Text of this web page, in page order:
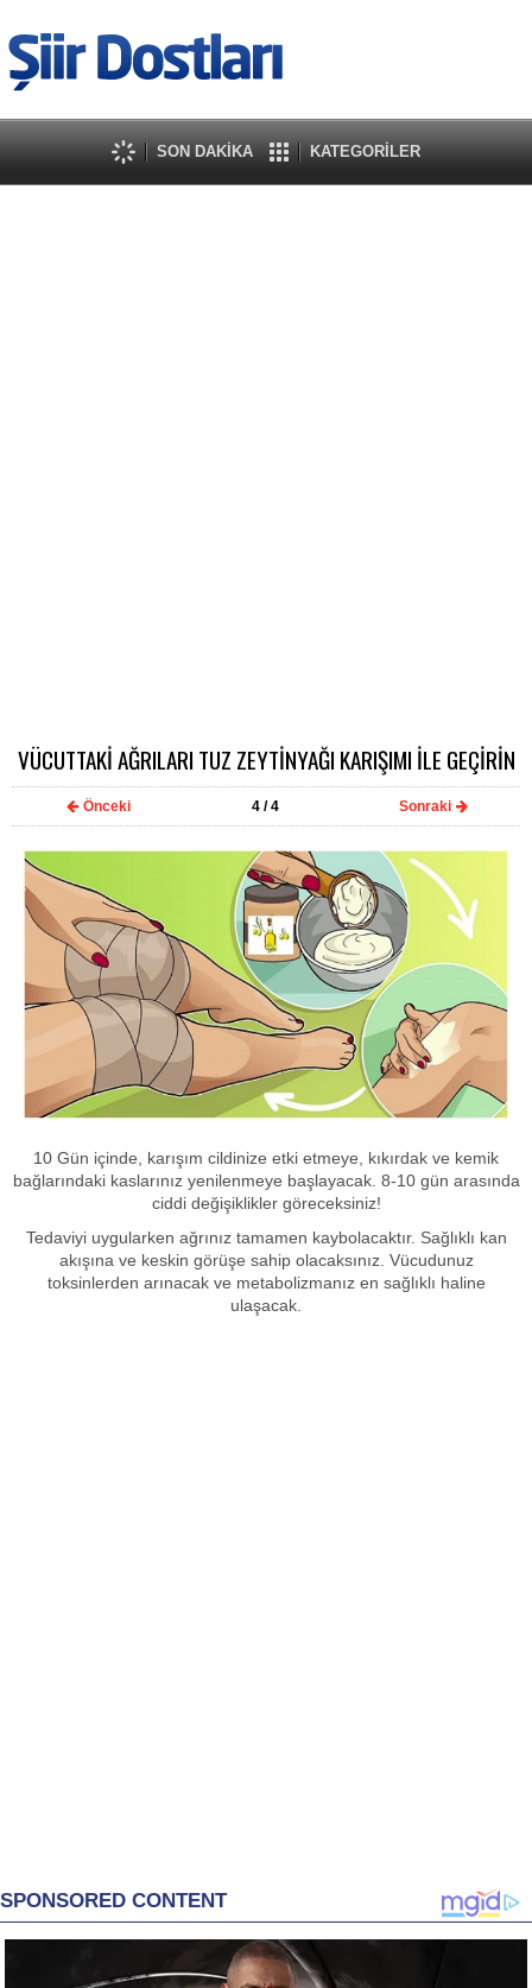
SON DAKİKA KATEGORİLER
VÜCUTTAKİ AĞRILARI TUZ ZEYTİNYAĞI KARIŞIMI İLE GEÇİRİN
Önceki 4 / 4 Sonraki
10 Gün içinde, karışım cildinize etki etmeye, kıkırdak ve kemik
bağlarındaki kaslarınız yenilenmeye başlayacak. 8-10 gün arasında
ciddi değişiklikler göreceksiniz!
Tedaviyi uygularken ağrınız tamamen kaybolacaktır. Sağlıklı kan
akışına ve keskin görüşe sahip olacaksınız. Vücudunuz
toksinlerden arınacak ve metabolizmanız en sağlıklı haline
ulaşacak.